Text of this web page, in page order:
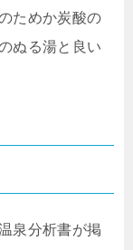
ためか炭酸の
ぬる湯と良い
泉分析書が掲